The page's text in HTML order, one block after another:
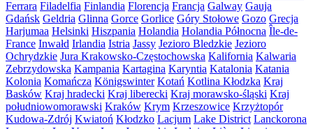
Ferrara Filadelfia Finlandia Florencja Francja Galway Gauja
Gdańsk Geldria Glinna Gorce Gorlice Góry Stołowe Gozo Grecja
Harjumaa Helsinki Hiszpania Holandia Holandia Północna Île-de-
France Inwałd Irlandia Istria Jassy Jezioro Bledzkie Jezioro
Ochrydzkie Jura Krakowsko-Częstochowska Kalifornia Kalwaria
Zebrzydowska Kampania Kartagina Karyntia Katalonia Katania
Kolonia Komańcza Königswinter Kotań Kotlina Kłodzka Kraj
Basków Kraj hradecki Kraj liberecki Kraj morawsko-śląski Kraj
południowomorawski Kraków Krym Krzeszowice Krzyżtopór
Kudowa-Zdrój Kwiatoń Kłodzko Lacjum Lake District Lanckorona